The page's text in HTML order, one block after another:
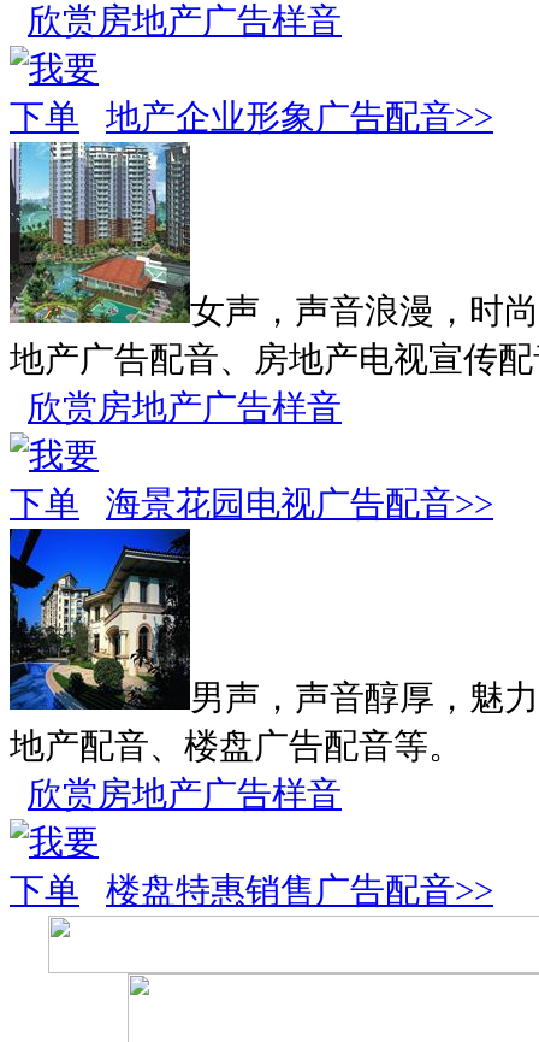
欣赏房地产广告样音
地产企业形象广告配音>>
女声，声音浪漫，时
地产广告配音、房地产电视宣传
欣赏房地产广告样音
海景花园电视广告配音>>
男声，声音醇厚，魅
地产配音、楼盘广告配音等。
欣赏房地产广告样音
楼盘特惠销售广告配音>>